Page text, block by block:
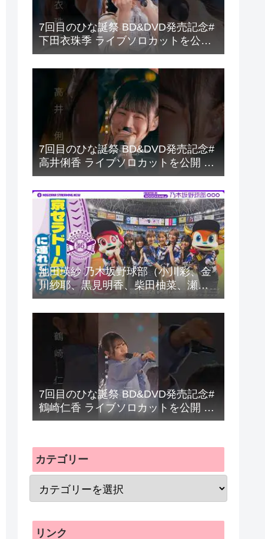
7回目のひな誕祭 BD&DVD発売記念#
下田衣珠季 ライブソロカットを公開
#日向坂46 #hinatazaka46 #
7回目のひな誕祭 BD&DVD発売記念#
高井俐香 ライブソロカットを公開 #
日向坂46 #hinatazaka46 #
池田瑛紗 乃木坂野球部（小川彩、金
川紗耶、黒見明香、柴田柚菜、瀬戸
口心月、長嶋凛桜）の楽曲「パシフ
ィの反応まとめ
7回目のひな誕祭 BD&DVD発売記念#
鶴崎仁香 ライブソロカットを公開 #
日向坂46 #hinatazaka46 #
カテゴリー
リンク